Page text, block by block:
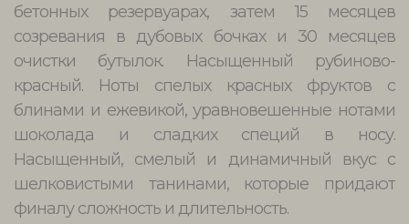
бетонных резервуарах, затем 15 месяцев
созревания в дубовых бочках и 30 месяцев
очистки бутылок. Насыщенный рубиново-
красный. Ноты спелых красных фруктов с
блинами и ежевикой, уравновешенные нотами
шоколада и сладких специй в носу.
Насыщенный, смелый и динамичный вкус с
шелковистыми танинами, которые придают
финалу сложность и длительность.